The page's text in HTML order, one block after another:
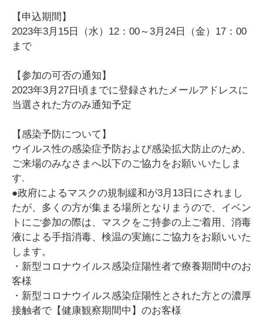
【申込期間】
2023年3月15日（水）12：00～3月24日（金）17：00
まで
【参加の可否の通知】
2023年3月27日頃までに登録されたメールアドレスに
当選された方のみ通知予定
【感染予防について】
ウイルス性の感染症予防および感染拡大防止のため、
ご来場のみなさまへ以下のご協力をお願いいたしま
す.
●政府によるマスクの規制緩和が3月13日にされまし
たが、多くの方が集まる場所となりまうので、イベン
トにご参加の際は、マスクをご持参の上ご着用、消毒
液による手指消毒、検温の実施にご協力をお願いいた
します。
・新型コロナウイルス感染症陽性者で療養期間中のお
客様
・新型コロナウイルス感染症陽性とされた方との濃厚
接触者で【健康観察期間中】のお客様